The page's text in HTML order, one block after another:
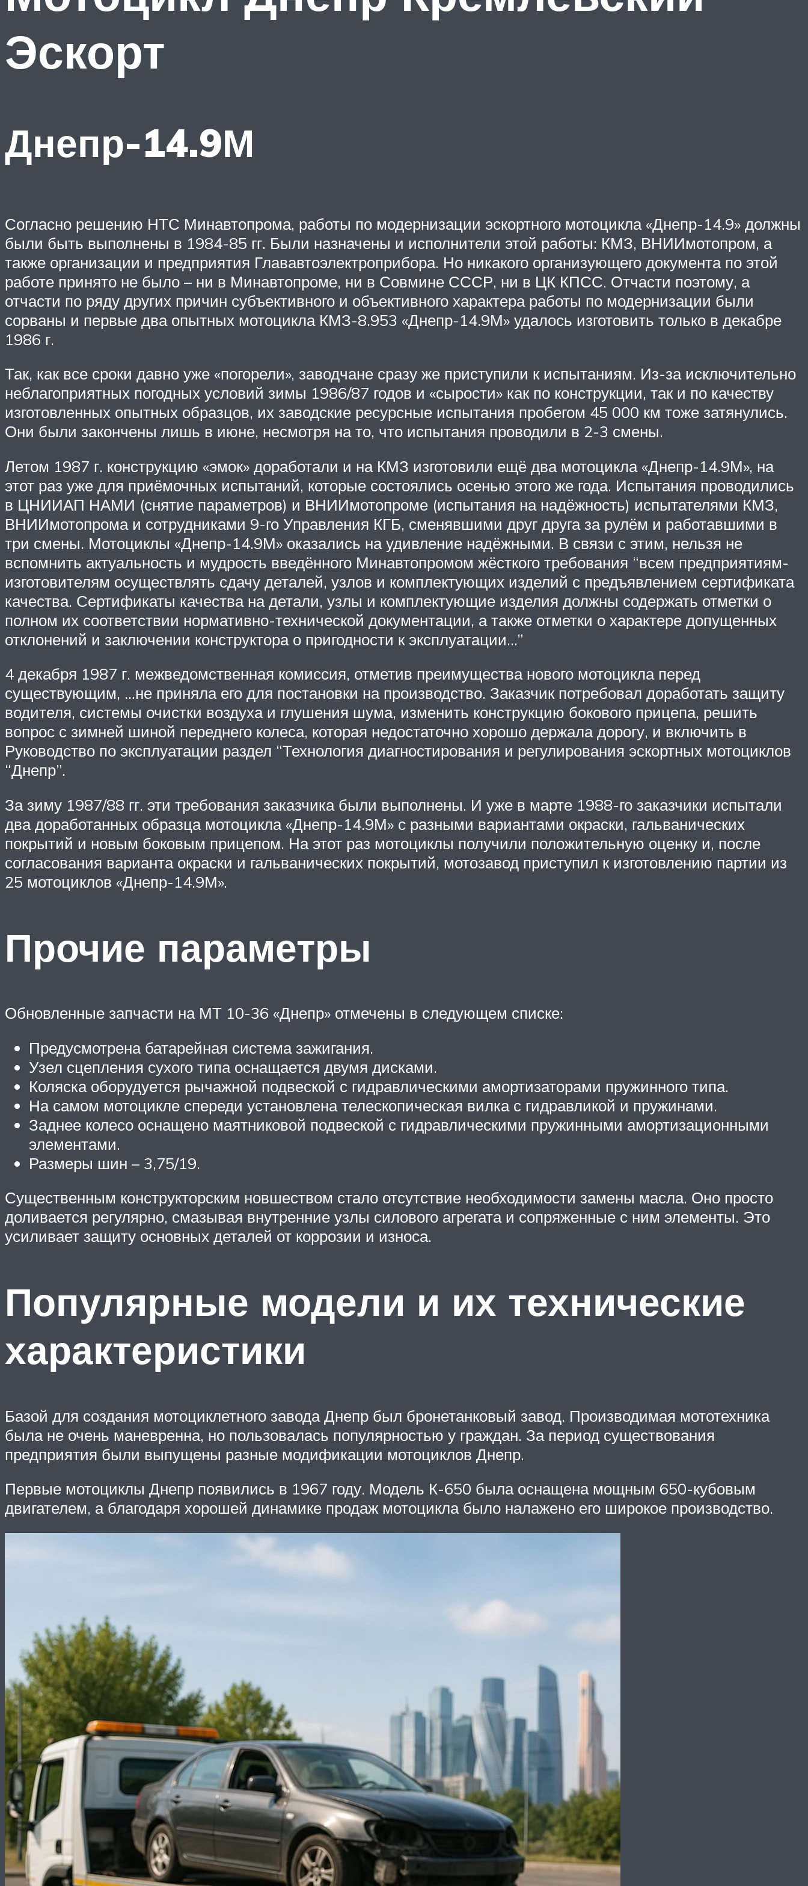
Эскорт
Днепр-14.9М
Согласно решению НТС Минавтопрома, работы по модернизации эскортного мотоцикла «Днепр-14.9» должны
были быть выполнены в 1984-85 гг. Были назначены и исполнители этой работы: КМЗ, ВНИИмотопром, а
также организации и предприятия Глававтоэлектроприбора. Но никакого организующего документа по этой
работе принято не было – ни в Минавтопроме, ни в Совмине СССР, ни в ЦК КПСС. Отчасти поэтому, а
отчасти по ряду других причин субъективного и объективного характера работы по модернизации были
сорваны и первые два опытных мотоцикла КМЗ-8.953 «Днепр-14.9М» удалось изготовить только в декабре
1986 г.
Так, как все сроки давно уже «погорели», заводчане сразу же приступили к испытаниям. Из-за исключительно
неблагоприятных погодных условий зимы 1986/87 годов и «сырости» как по конструкции, так и по качеству
изготовленных опытных образцов, их заводские ресурсные испытания пробегом 45 000 км тоже затянулись.
Они были закончены лишь в июне, несмотря на то, что испытания проводили в 2-3 смены.
Летом 1987 г. конструкцию «эмок» доработали и на КМЗ изготовили ещё два мотоцикла «Днепр-14.9М», на
этот раз уже для приёмочных испытаний, которые состоялись осенью этого же года. Испытания проводились
в ЦНИИАП НАМИ (снятие параметров) и ВНИИмотопроме (испытания на надёжность) испытателями КМЗ,
ВНИИмотопрома и сотрудниками 9-го Управления КГБ, сменявшими друг друга за рулём и работавшими в
три смены. Мотоциклы «Днепр-14.9М» оказались на удивление надёжными. В связи с этим, нельзя не
вспомнить актуальность и мудрость введённого Минавтопромом жёсткого требования “всем предприятиям-
изготовителям осуществлять сдачу деталей, узлов и комплектующих изделий с предъявлением сертификата
качества. Сертификаты качества на детали, узлы и комплектующие изделия должны содержать отметки о
полном их соответствии нормативно-технической документации, а также отметки о характере допущенных
отклонений и заключении конструктора о пригодности к эксплуатации…”
4 декабря 1987 г. межведомственная комиссия, отметив преимущества нового мотоцикла перед
существующим, …не приняла его для постановки на производство. Заказчик потребовал доработать защиту
водителя, системы очистки воздуха и глушения шума, изменить конструкцию бокового прицепа, решить
вопрос с зимней шиной переднего колеса, которая недостаточно хорошо держала дорогу, и включить в
Руководство по эксплуатации раздел “Технология диагностирования и регулирования эскортных мотоциклов
“Днепр”.
За зиму 1987/88 гг. эти требования заказчика были выполнены. И уже в марте 1988-го заказчики испытали
два доработанных образца мотоцикла «Днепр-14.9М» с разными вариантами окраски, гальванических
покрытий и новым боковым прицепом. На этот раз мотоциклы получили положительную оценку и, после
согласования варианта окраски и гальванических покрытий, мотозавод приступил к изготовлению партии из
25 мотоциклов «Днепр-14.9М».
Прочие параметры
Обновленные запчасти на МТ 10-36 «Днепр» отмечены в следующем списке:
Предусмотрена батарейная система зажигания.
Узел сцепления сухого типа оснащается двумя дисками.
Коляска оборудуется рычажной подвеской с гидравлическими амортизаторами пружинного типа.
На самом мотоцикле спереди установлена телескопическая вилка с гидравликой и пружинами.
Заднее колесо оснащено маятниковой подвеской с гидравлическими пружинными амортизационными
элементами.
Размеры шин – 3,75/19.
Существенным конструкторским новшеством стало отсутствие необходимости замены масла. Оно просто
доливается регулярно, смазывая внутренние узлы силового агрегата и сопряженные с ним элементы. Это
усиливает защиту основных деталей от коррозии и износа.
Популярные модели и их технические
характеристики
Базой для создания мотоциклетного завода Днепр был бронетанковый завод. Производимая мототехника
была не очень маневренна, но пользовалась популярностью у граждан. За период существования
предприятия были выпущены разные модификации мотоциклов Днепр.
Первые мотоциклы Днепр появились в 1967 году. Модель К-650 была оснащена мощным 650-кубовым
двигателем, а благодаря хорошей динамике продаж мотоцикла было налажено его широкое производство.